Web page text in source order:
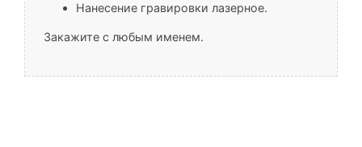
Нанесение гравировки лазерное.
Закажите с любым именем.